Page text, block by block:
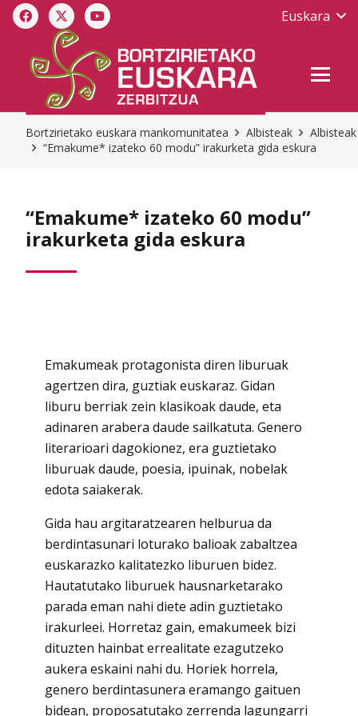
Euskara
Bortzirietako euskara mankomunitatea Albisteak
Albisteak
“Emakume* izateko 60 modu” irakurketa gida eskura
“Emakume* izateko 60 modu”
irakurketa gida eskura
Emakumeak protagonista diren liburuak
agertzen dira, guztiak euskaraz. Gidan
liburu berriak zein klasikoak daude, eta
adinaren arabera daude sailkatuta. Genero
literarioari dagokionez, era guztietako
liburuak daude, poesia, ipuinak, nobelak
edota saiakerak.
Gida hau argitaratzearen helburua da
berdintasunari loturako balioak zabaltzea
euskarazko kalitatezko liburuen bidez.
Hautatutako liburuek hausnarketarako
parada eman nahi diete adin guztietako
irakurleei. Horretaz gain, emakumeek bizi
dituzten hainbat errealitate ezagutzeko
aukera eskaini nahi du. Horiek horrela,
genero berdintasunera eramango gaituen
bidean, proposatutako zerrenda lagungarri